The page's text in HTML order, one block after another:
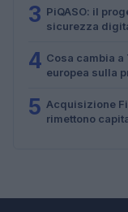
3 PiQASO: il
sicurezza
4 Cosa cambia
europea sulla
5 Acquisizione
rimettono